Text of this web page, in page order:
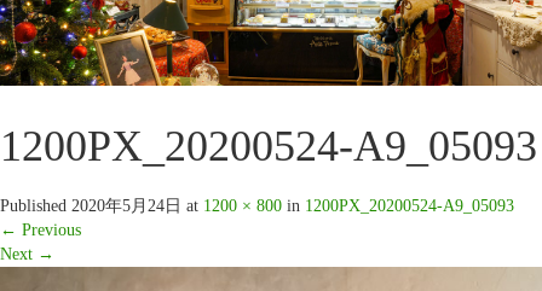
1200PX_20200524-A9_05093
Published 2020年5月24日 at 1200 × 800 in 1200PX_20200524-A9_05093
← Previous
Next →